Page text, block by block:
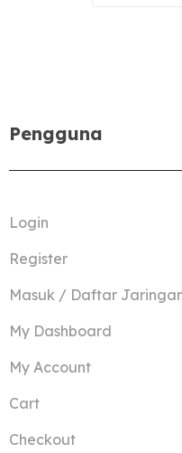
Pengguna
Login
Register
Masuk / Daftar
My Dashboard
My Account
Cart
Checkout